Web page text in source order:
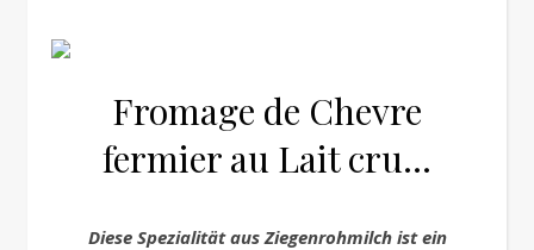
Fromage de Chevre
fermier au Lait cru…
Diese Spezialität aus Ziegenrohmilch ist ein